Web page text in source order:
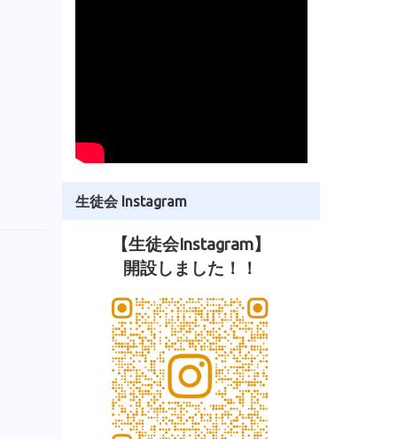
生徒会 Instagram
【生徒会Instagram】
開設しました！！